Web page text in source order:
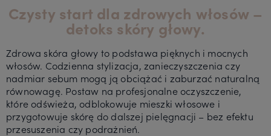
Czysty start dla zdrowych włosów –
detoks skóry głowy.
Zdrowa skóra głowy to podstawa pięknych i mocnych
włosów. Codzienna stylizacja, zanieczyszczenia czy
nadmiar sebum mogą ją obciążać i zaburzać naturalną
równowagę. Postaw na profesjonalne oczyszczenie,
które odświeża, odblokowuje mieszki włosowe i
przygotowuje skórę do dalszej pielęgnacji – bez efektu
przesuszenia czy podrażnień.